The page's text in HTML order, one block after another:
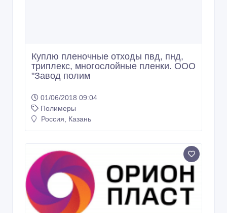
Куплю пленочные отходы пвд, пнд,
триплекс, многослойные пленки. ООО
"Завод полим
01/06/2018 09:04
Полимеры
Россия, Казань